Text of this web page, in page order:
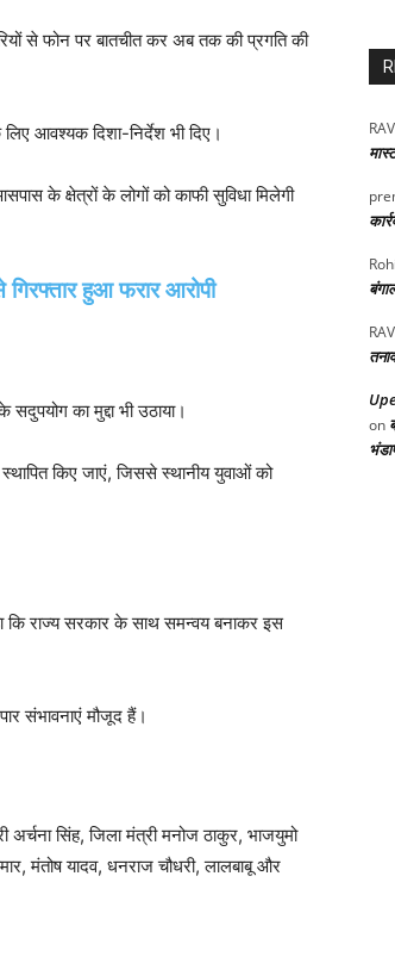
से फोन पर बातचीत कर अब तक की प्रगति की
आवश्यक दिशा-निर्देश भी दिए।
के क्षेत्रों के लोगों को काफी सुविधा मिलेगी
गिरफ्तार हुआ फरार आरोपी
का मुद्दा भी उठाया।
किए जाएं, जिससे स्थानीय युवाओं को
कि राज्य सरकार के साथ समन्वय बनाकर इस
संभावनाएं मौजूद हैं।
अर्चना सिंह, जिला मंत्री मनोज ठाकुर, भाजयुमो
मंतोष यादव, धनराज चौधरी, लालबाबू और
on